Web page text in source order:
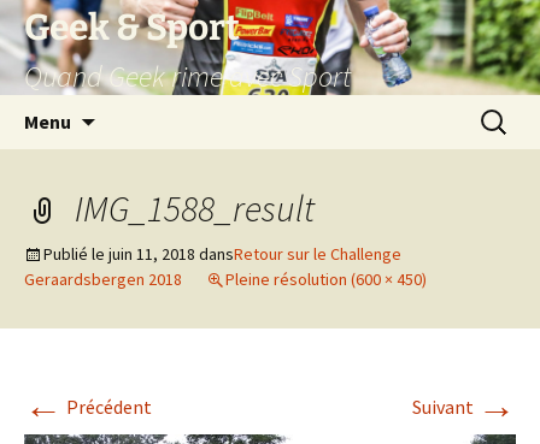
Aller
au
contenu
Geek & Sport
Quand Geek rime avec Sport
Menu
IMG_1588_result
Publié le juin 11, 2018 dansRetour sur le Challenge
Geraardsbergen 2018
Pleine résolution (600 × 450)
← Précédent Suivant →